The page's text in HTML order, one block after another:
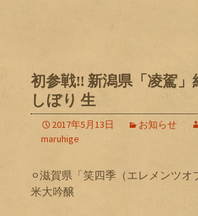
初参戦‼️ 新潟県「凌駕」
しぼり 生
2017年5月13日 お知らせ
maruhige
⚪︎滋賀県「笑四季（エレメンツオ
米大吟醸